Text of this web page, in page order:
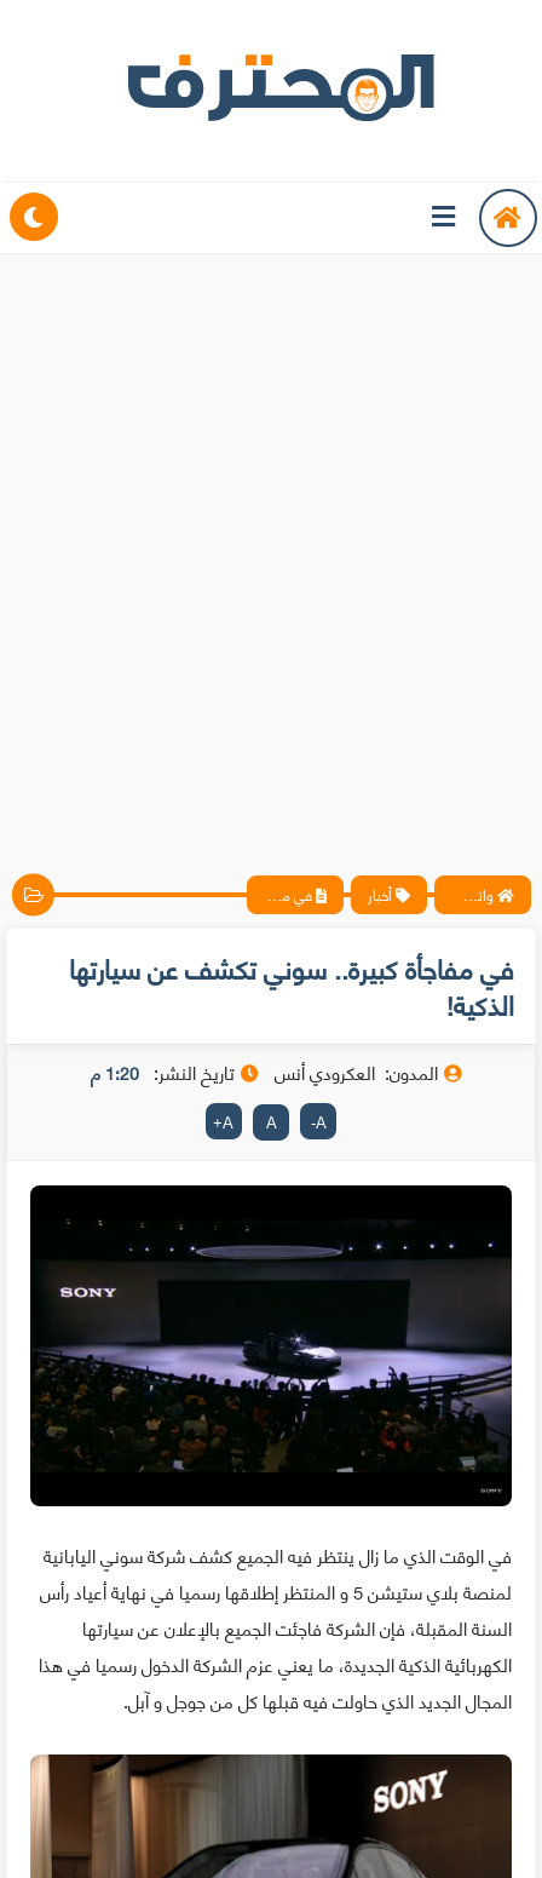
واتس آب ، فيسبوك ، أنترنت ، شروحات تقنية حصرية - المحترف أخبار في مفاجأة كبيرة.. سوني تكشف عن سيارتها الذكية!
في مفاجأة كبيرة.. سوني تكشف عن سيارتها
الذكية!
المدون: العكرودي أنس تاريخ النشر: 1:20 م
A
-
A
A
+
في الوقت الذي ما زال ينتظر فيه الجميع كشف شركة سوني اليابانية
لمنصة بلاي ستيشن 5 و المنتظر إطلاقها رسميا في نهاية أعياد رأس
السنة المقبلة، فإن الشركة فاجئت الجميع بالإعلان عن سيارتها
الكهربائية الذكية الجديدة، ما يعني عزم الشركة الدخول رسميا في هذا
المجال الجديد الذي حاولت فيه قبلها كل من جوجل و آبل.